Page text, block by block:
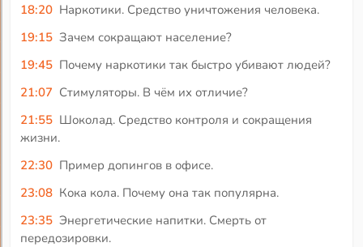
18:20 Наркотики. Средство уничтожения человека.
19:15 Зачем сокращают население?
19:45 Почему наркотики так быстро убивают людей?
21:07 Стимуляторы. В чём их отличие?
21:55 Шоколад. Средство контроля и сокращения
жизни.
22:30 Пример допингов в офисе.
23:08 Кока кола. Почему она так популярна.
23:35 Энергетические напитки. Смерть от
передозировки.